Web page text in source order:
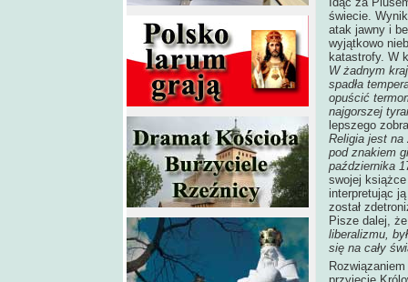
świecie.
atak jawny i
wyjątkowo
katastrofy. W
W żadnym
spadła
opuścić
najgorszej
lepszego
Religia jest na
pod znakiem
października
swojej
interpretując
został
Pisze dalej,
liberalizmu,
się na cały